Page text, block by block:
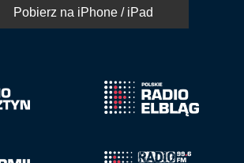
Pobierz na iPhone / iPad